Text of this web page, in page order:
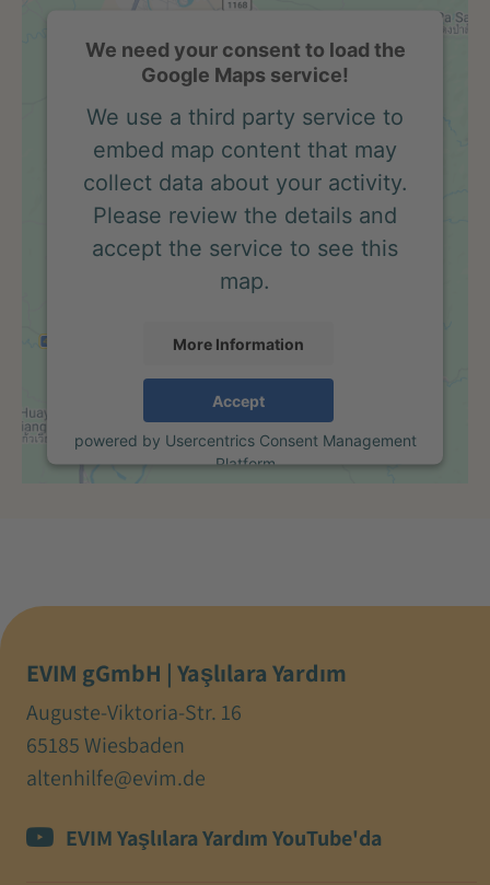
We need your consent to load the
Google Maps service!
We use a third party service to
embed map content that may
collect data about your activity.
Please review the details and
accept the service to see this
map.
More Information
Accept
powered by Usercentrics Consent Management
Platform
EVIM gGmbH | Yaşlılara Yardım
Auguste-Viktoria-Str. 16
65185 Wiesbaden
altenhilfe@evim.de
EVIM Yaşlılara Yardım YouTube'da